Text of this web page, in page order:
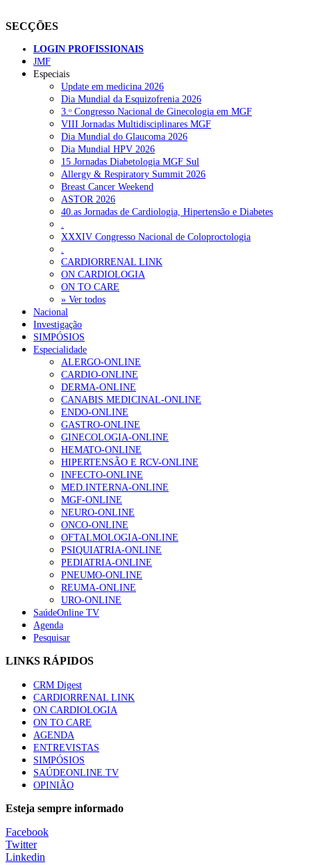
SECÇÕES
LOGIN PROFISSIONAIS
JMF
Especiais
Update em medicina 2026
Dia Mundial da Esquizofrenia 2026
3.ᵒ Congresso Nacional de Ginecologia em MGF
VIII Jornadas Multidisciplinares MGF
Dia Mundial do Glaucoma 2026
Dia Mundial HPV 2026
15 Jornadas Diabetologia MGF Sul
Allergy & Respiratory Summit 2026
Breast Cancer Weekend
ASTOR 2026
40.as Jornadas de Cardiologia, Hipertensão e Diabetes
.
XXXIV Congresso Nacional de Coloproctologia
.
CARDIORRENAL LINK
ON CARDIOLOGIA
ON TO CARE
» Ver todos
Nacional
Investigação
SIMPÓSIOS
Especialidade
ALERGO-ONLINE
CARDIO-ONLINE
DERMA-ONLINE
CANABIS MEDICINAL-ONLINE
ENDO-ONLINE
GASTRO-ONLINE
GINECOLOGIA-ONLINE
HEMATO-ONLINE
HIPERTENSÃO E RCV-ONLINE
INFECTO-ONLINE
MED.INTERNA-ONLINE
MGF-ONLINE
NEURO-ONLINE
ONCO-ONLINE
OFTALMOLOGIA-ONLINE
PSIQUIATRIA-ONLINE
PEDIATRIA-ONLINE
PNEUMO-ONLINE
REUMA-ONLINE
URO-ONLINE
SaúdeOnline TV
Agenda
Pesquisar
LINKS RÁPIDOS
CRM Digest
CARDIORRENAL LINK
ON CARDIOLOGIA
ON TO CARE
AGENDA
ENTREVISTAS
SIMPÓSIOS
SAÚDEONLINE.TV
OPINIÃO
Esteja sempre informado
Facebook
Twitter
Linkedin